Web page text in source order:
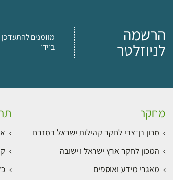
הרשמה
לניוזלטר
מוזמנים
ב'יד'
מחקר
מכון בן־צבי לחקר קהילות ישראל במזרח
המכון לחקר ארץ ישראל ויישובה
מאגרי מידע ואוספים